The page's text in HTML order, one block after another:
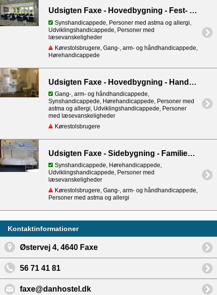
Udsigten Faxe - Hovedbygning - Fest- og mødelokaler
Synshandicappede, Personer med astma og allergi,
Udviklingshandicappede, Personer med
læsevanskeligheder
Kørestolsbrugere, Gang-, arm- og håndhandicappede,
Hørehandicappede
Udsigten Faxe - Hovedbygning - Handicaptoilet i forhal
Gang-, arm- og håndhandicappede,
Synshandicappede, Hørehandicappede, Personer med
astma og allergi, Udviklingshandicappede, Personer
med læsevanskeligheder
Kørestolsbrugere
Udsigten Faxe - Sidebygning - Familierum 9
Synshandicappede, Hørehandicappede,
Udviklingshandicappede, Personer med
læsevanskeligheder
Kørestolsbrugere, Gang-, arm- og håndhandicappede,
Personer med astma og allergi
Kontaktinformationer
Østervej 4, 4640 Faxe
56 71 41 81
faxe@danhostel.dk